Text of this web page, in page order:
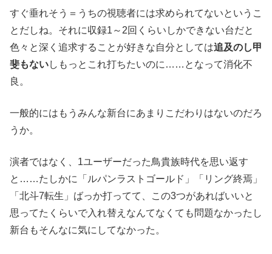
すぐ垂れそう＝うちの視聴者には求められてないというこ
とだしね。それに収録1～2回くらいしかできない台だと
色々と深く追求することが好きな自分としては追及のし甲
斐もないしもっとこれ打ちたいのに……となって消化不
良。
一般的にはもうみんな新台にあまりこだわりはないのだろ
うか。
演者ではなく、1ユーザーだった鳥貴族時代を思い返す
と……たしかに「ルパンラストゴールド」「リング終焉」
「北斗7転生」ばっか打ってて、この3つがあればいいと
思ってたくらいで入れ替えなんてなくても問題なかったし
新台もそんなに気にしてなかった。